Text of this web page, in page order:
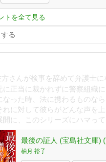
トを全て見る
方さんが検事を辞めて弁護士
に正当に裁かれずに警察組織
なった時、法に携わるものな
れに対して彼らがどんな声を
開に、このシリーズにハマっ
最後の証人 (宝島社文庫)
柚月 裕子